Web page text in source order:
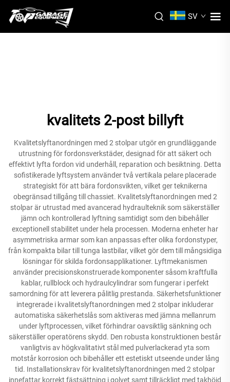
SV
kvalitets 2-post billyft
Kvalitetslyftanordningen med 2 stolpar utgör en grundläggande
utrustning för fordonsverkstäder, designad för att säkert och
effektivt lyfta fordon vid underhåll, reparation och besiktning. Detta
sofistikerade lyftsystem använder två vertikala pelare placerade
strategiskt för att bära fordonsvikten, vilket ger teknikerna
obegränsad tillgång till chassiet. Kvalitetslyftanordningen med 2
stolpar är utrustad med avancerad hydraulteknik som säkerställer
jämn och kontrollerad lyftning samtidigt som den bibehåller
exceptionell stabilitet under hela processen. Moderna enheter har
asymmetriska armar som kan anpassas efter olika fordonstyper,
från kompakta bilar till tunga lastbilar, vilket gör dem till mångsidiga
lösningar för skilda fordonsapplikationer. Lyftmekanismen
använder precisionskonstruerade komponenter såsom kraftfulla
kablar, rullblock och hydraulcylindrar som fungerar i perfekt
samordning för att leverera pålitlig prestanda. Säkerhetsfunktioner
integrerade i kvalitetslyftanordningen med 2 stolpar inkluderar
automatiska säkerhetslås som aktiveras med jämna mellanrum
under lyftprocessen, vilket förhindrar oavsiktlig sänkning och
säkerställer operatörens skydd. Den robusta konstruktionen består
vanligtvis av högkvalitativt stål med pulverlackerad yta som
motstår korrosion och bibehåller ett estetiskt utseende under lång
tid. Installationskrav för kvalitetslyftanordningen med 2 stolpar
innefattar korrekt fästsättning i golvet samt tillräckligt med takhöjd